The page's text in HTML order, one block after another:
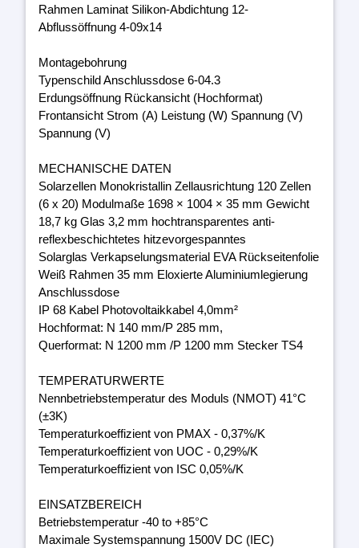
Rahmen Laminat Silikon-Abdichtung 12-
Abflussöffnung 4-09x14
Montagebohrung
Typenschild Anschlussdose 6-04.3
Erdungsöffnung Rückansicht (Hochformat)
Frontansicht Strom (A) Leistung (W) Spannung (V)
Spannung (V)
MECHANISCHE DATEN
Solarzellen Monokristallin Zellausrichtung 120 Zellen
(6 x 20) Modulmaße 1698 × 1004 × 35 mm Gewicht
18,7 kg Glas 3,2 mm hochtransparentes anti-
reflexbeschichtetes hitzevorgespanntes
Solarglas Verkapselungsmaterial EVA Rückseitenfolie
Weiß Rahmen 35 mm Eloxierte Aluminiumlegierung
Anschlussdose
IP 68 Kabel Photovoltaikkabel 4,0mm²
Hochformat: N 140 mm/P 285 mm,
Querformat: N 1200 mm /P 1200 mm Stecker TS4
TEMPERATURWERTE
Nennbetriebstemperatur des Moduls (NMOT) 41°C
(±3K)
Temperaturkoeffizient von PMAX - 0,37%/K
Temperaturkoeffizient von UOC - 0,29%/K
Temperaturkoeffizient von ISC 0,05%/K
EINSATZBEREICH
Betriebstemperatur -40 to +85°C
Maximale Systemspannung 1500V DC (IEC)